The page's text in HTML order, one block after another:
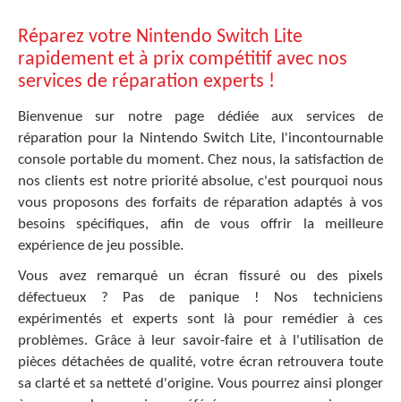
Réparez votre Nintendo Switch Lite
rapidement et à prix compétitif avec nos
services de réparation experts !
Bienvenue sur notre page dédiée aux services de
réparation pour la Nintendo Switch Lite, l'incontournable
console portable du moment. Chez nous, la satisfaction de
nos clients est notre priorité absolue, c'est pourquoi nous
vous proposons des forfaits de réparation adaptés à vos
besoins spécifiques, afin de vous offrir la meilleure
expérience de jeu possible.
Vous avez remarqué un écran fissuré ou des pixels
défectueux ? Pas de panique ! Nos techniciens
expérimentés et experts sont là pour remédier à ces
problèmes. Grâce à leur savoir-faire et à l'utilisation de
pièces détachées de qualité, votre écran retrouvera toute
sa clarté et sa netteté d'origine. Vous pourrez ainsi plonger